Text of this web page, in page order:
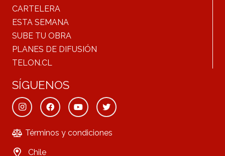
CARTELERA
ESTA SEMANA
SUBE TU OBRA
PLANES DE DIFUSIÓN
TELON.CL
SÍGUENOS
Términos y condiciones
Chile